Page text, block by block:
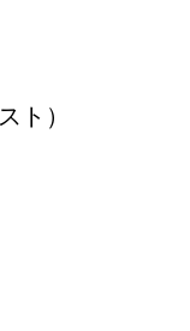
ト）